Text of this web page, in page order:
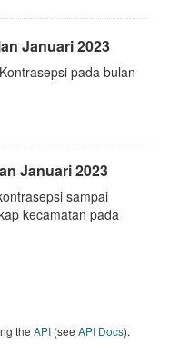
Januari 2023
pada bulan
Januari 2023
sampai
kecamatan pada
the API (see API Docs).